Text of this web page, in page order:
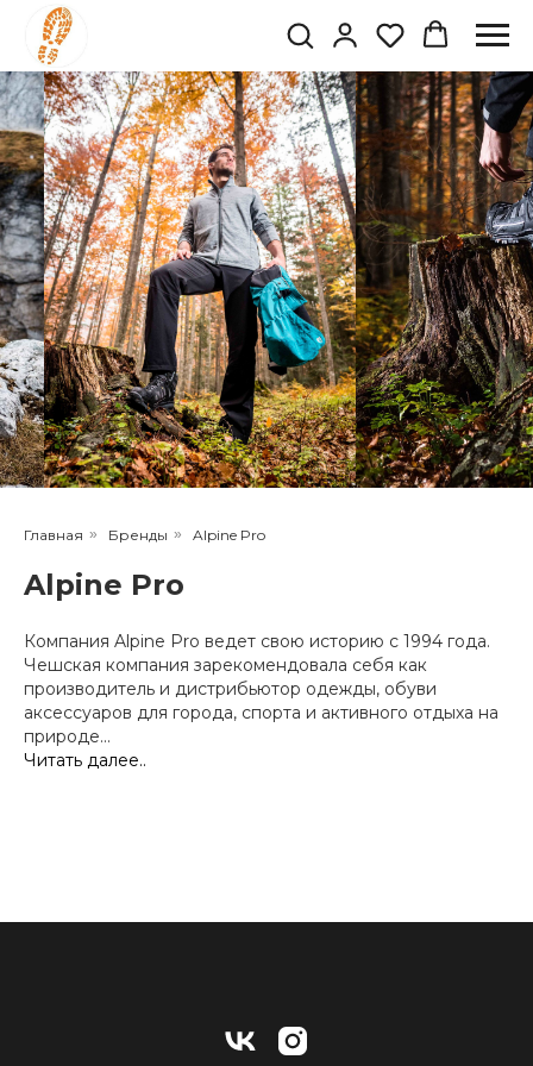
Главная » Бренды » Alpine Pro
Alpine Pro
Компания Alpine Pro ведет свою историю с 1994 года.
Чешская компания зарекомендовала себя как
производитель и дистрибьютор одежды, обуви
аксессуаров для города, спорта и активного отдыха на
природе...
Читать далее..